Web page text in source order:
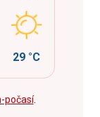
29 °C
počasí.